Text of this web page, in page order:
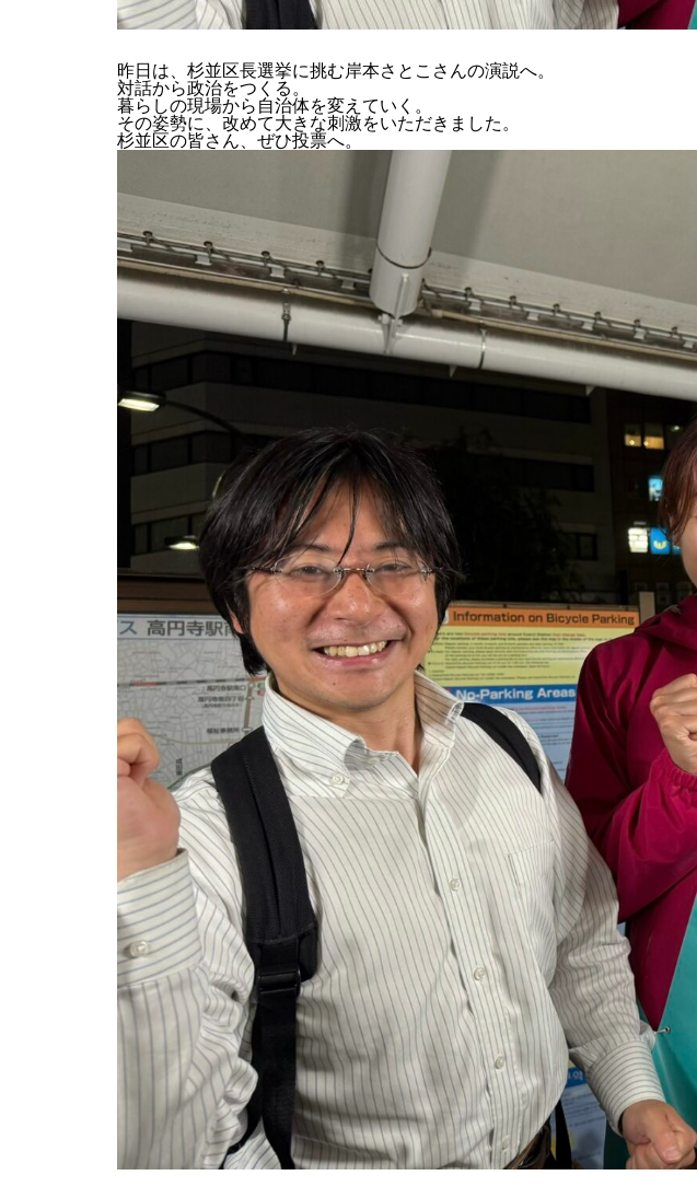
昨日は、杉並区長選挙に挑む岸本さとこさんの演説へ。
対話から政治をつくる。
暮らしの現場から自治体を変えていく。
その姿勢に、改めて大きな刺激をいただきました。
杉並区の皆さん、ぜひ投票へ。